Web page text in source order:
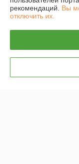
Контакты
рекомендаций. Вы
отключить их.